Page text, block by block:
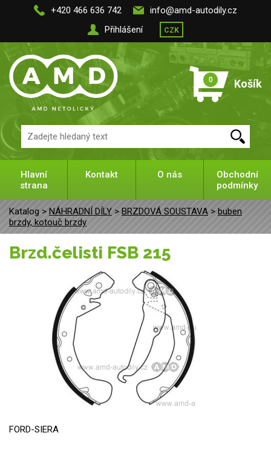
+420 466 636 742
info@amd-autodily.cz
Přihlášení
CZK
0 Košík
Hlavní
strana
Kontakt O nás
Obchodní
podmínky
Katalog > NÁHRADNÍ DÍLY > BRZDOVÁ SOUSTAVA > buben
brzdy, kotouč brzdy
Brzd.čelisti FSB 215
FORD-SIERA